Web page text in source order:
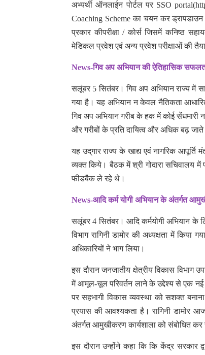
अभ्यर्थी ऑनलाईन पोर्टल पर SSO
Coaching Scheme का चयन कर
प्रकार कीपरीक्षा / कोर्स जिसमें कनिष्ठ
मेडिकल प्रवेश एवं अन्य प्रवेश परीक्षाओं की
News-गिव अप अभियान की ऐतिहासिक
सलूंबर 5 सितंबर। गिव अप अभियान राज्य में
गया है। यह अभियान न केवल नैतिकता
गिव अप अभियान गरीब के हक में कोई
और गरीबों के प्रति दायित्व और अधिक बढ़ जाते
यह उद्‌गार राज्य के खाद्य एवं नागरिक आपूर्ति
व्यक्त किये। बैठक में श्री गोदारा सचिवालय में
फीडबैक ले रहे थे।
News-आदि कर्म योगी अभियान के अंतर्गत
सलूंबर 4 सितंबर। आदि कर्मयोगी अभियान के
विभाग रागिनी डामोर की अध्यक्षता में
अधिकारियों ने भाग लिया।
इस दौरान जनजातीय क्षेत्रीय विकास विभाग
में आमूल-चूल परिवर्तन लाने के उद्देश्य से एक नई
पर सहभागी विकास व्यवस्था को सशक्त
प्रयास की आवश्यकता है। रागिनी डामोर
अंतर्गत आमुखीकरण कार्यशाला को संबोधित कर
इस दौरान उन्होंने कहा कि कि केंद्र सरकार